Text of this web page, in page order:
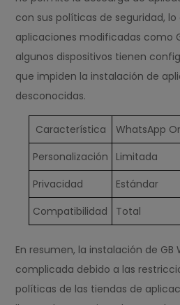
con sus políticas de seguridad,
aplicaciones modificadas como
algunos dispositivos tienen
que impiden la instalación de
desconocidas.
Característica WhatsApp
Personalización
Limitada
Privacidad
Estándar
Compatibilidad
Total
En resumen, la instalación de GB
complicada debido a las
políticas de las tiendas de